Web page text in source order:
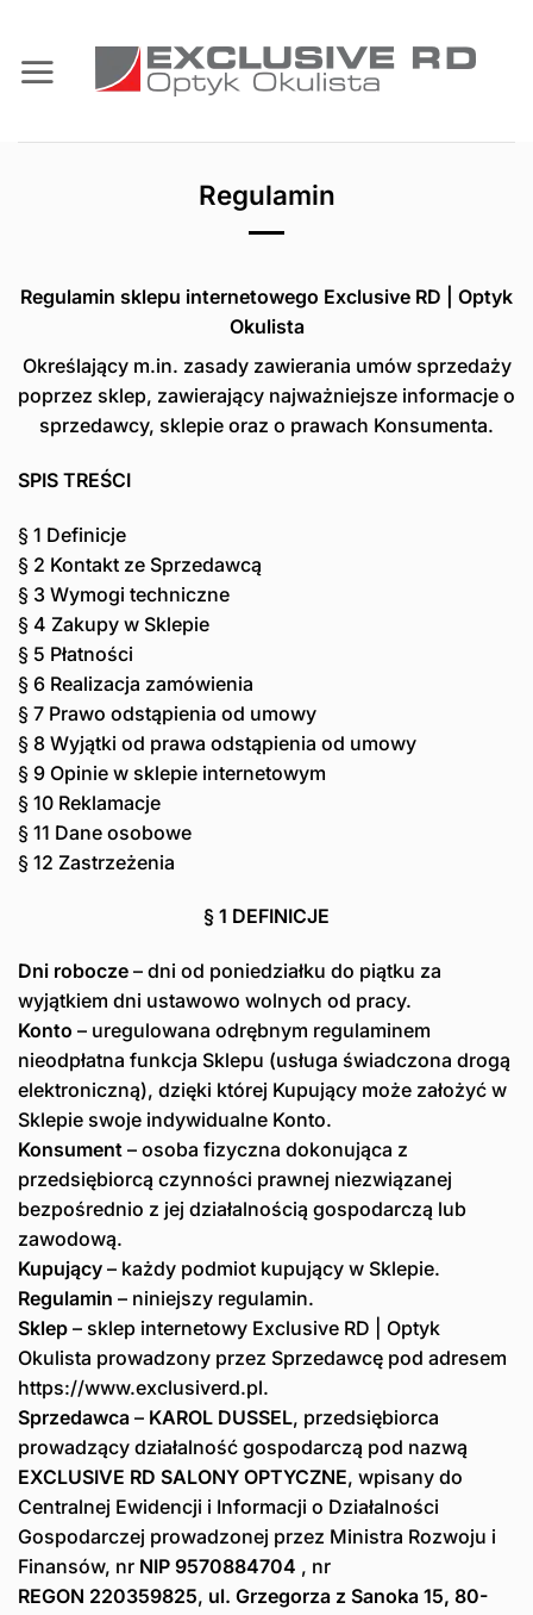
zawartości
Regulamin
Regulamin sklepu internetowego Exclusive RD | Optyk
Okulista
Określający m.in. zasady zawierania umów sprzedaży
poprzez sklep, zawierający najważniejsze informacje o
sprzedawcy, sklepie oraz o prawach Konsumenta.
SPIS TREŚCI
§ 1 Definicje
§ 2 Kontakt ze Sprzedawcą
§ 3 Wymogi techniczne
§ 4 Zakupy w Sklepie
§ 5 Płatności
§ 6 Realizacja zamówienia
§ 7 Prawo odstąpienia od umowy
§ 8 Wyjątki od prawa odstąpienia od umowy
§ 9 Opinie w sklepie internetowym
§ 10 Reklamacje
§ 11 Dane osobowe
§ 12 Zastrzeżenia
§ 1 DEFINICJE
Dni robocze – dni od poniedziałku do piątku za
wyjątkiem dni ustawowo wolnych od pracy.
Konto – uregulowana odrębnym regulaminem
nieodpłatna funkcja Sklepu (usługa świadczona drogą
elektroniczną), dzięki której Kupujący może założyć w
Sklepie swoje indywidualne Konto.
Konsument – osoba fizyczna dokonująca z
przedsiębiorcą czynności prawnej niezwiązanej
bezpośrednio z jej działalnością gospodarczą lub
zawodową.
Kupujący – każdy podmiot kupujący w Sklepie.
Regulamin – niniejszy regulamin.
Sklep – sklep internetowy Exclusive RD | Optyk
Okulista prowadzony przez Sprzedawcę pod adresem
https://www.exclusiverd.pl.
Sprzedawca – KAROL DUSSEL, przedsiębiorca
prowadzący działalność gospodarczą pod nazwą
EXCLUSIVE RD SALONY OPTYCZNE, wpisany do
Centralnej Ewidencji i Informacji o Działalności
Gospodarczej prowadzonej przez Ministra Rozwoju i
Finansów, nr NIP 9570884704 , nr
REGON 220359825, ul. Grzegorza z Sanoka 15, 80-